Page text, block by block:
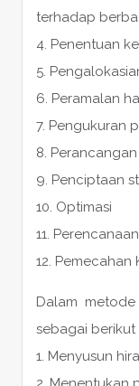
terhadap
4. Penentuan
5.
6. Peramalan
7. Pengukuran
8. Perancangan
9. Penciptaan
10. Optimasi
11. Perencanaan
12. Pemecahan
Dalam metode
sebagai berikut
1. Menyusun